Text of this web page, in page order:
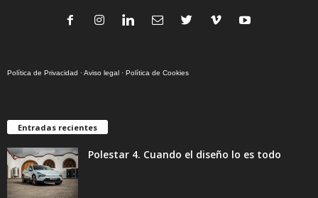
Política de Privacidad ·Aviso legal · Política de Cookies
Entradas recientes
Polestar 4. Cuando el diseño lo es todo